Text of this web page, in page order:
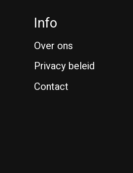
Info
Over ons
Privacy beleid
Contact